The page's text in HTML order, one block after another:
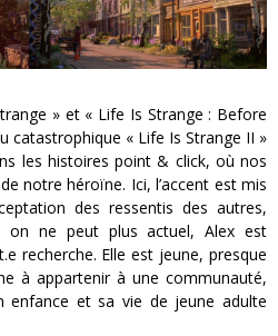
» et « Life Is Strange : Before
catastrophique « Life Is Strange II »
les histoires point & click, où nos
notre héroïne. Ici, l’accent est mis
des ressentis des autres,
on ne peut plus actuel, Alex est
recherche. Elle est jeune, presque
à appartenir à une communauté,
enfance et sa vie de jeune adulte